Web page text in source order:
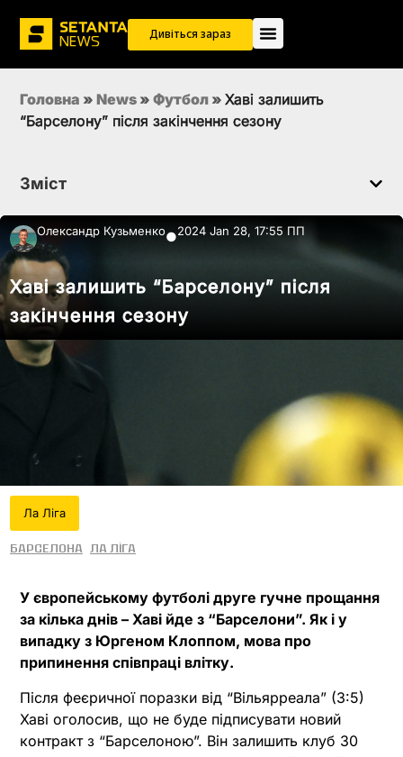
Дивіться зараз
Головна » News » Футбол » Хаві залишить
“Барселону” після закінчення сезону
Зміст
Олександр Кузьменко●2024 Jan 28, 17:55 ПП
Хаві залишить “Барселону” після
закінчення сезону
Ла Ліга
Барселона Ла Ліга
У європейському футболі друге гучне прощання
за кілька днів – Хаві йде з “Барселони”. Як і у
випадку з Юргеном Клоппом, мова про
припинення співпраці влітку.
Після феєричної поразки від “Вільярреала” (3:5)
Хаві оголосив, що не буде підписувати новий
контракт з “Барселоною”. Він залишить клуб 30